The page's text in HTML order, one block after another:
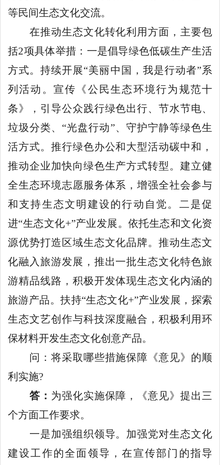
等民间生态文化交流。
在推动生态文化转化利用方面，主要包
括2项具体举措：一是倡导绿色低碳生产生活
方式。持续开展“美丽中国，我是行动者”系
列活动。宣传《公民生态环境行为规范十
条》，引导公众践行绿色出行、节水节电、
垃圾分类、“光盘行动”、守护宁静等绿色生
活方式。推行绿色办公和大型活动碳中和，
推动企业加快向绿色生产方式转型。建立健
全生态环境志愿服务体系，增强全社会参与
和支持生态文明建设的行动自觉。二是促
进“生态文化+”产业发展。依托生态和文化资
源优势打造区域生态文化品牌。推动生态文
化融入旅游发展，推出一批生态文化特色旅
游精品线路，积极开发体现生态文化内涵的
旅游产品。扶持“生态文化+”产业发展，探索
生态文艺创作与科技深度融合，积极利用环
保材料开发生态文化创意产品。
问：将采取哪些措施保障《意见》的顺
利实施?
答： 为强化实施保障，《意见》提出三
个方面工作要求。
一是加强组织领导。加强党对生态文化
建设工作的全面领导，在宣传部门的指导